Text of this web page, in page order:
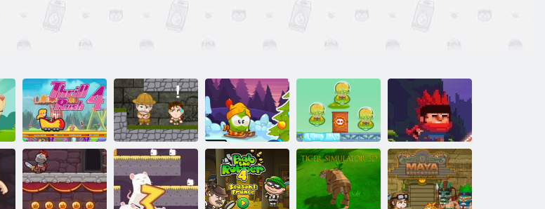
Jaudulio
skubėjimas 4
Inkų Nuotykių
Žiemos
Nuotykiai
Kaubojai vs
marsiečiai
Ninja Ranmaru